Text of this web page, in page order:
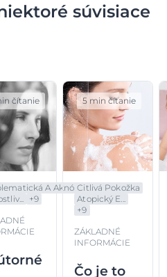
súvisiace
A Aknó...
+9
čítanie
Citlivá Pokožka
Atopický E...
+9
ZÁKLADNÉ
INFORMÁCIE
Čo je to
5 min čítanie